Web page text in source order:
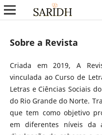
Sobre a Revista
Criada em 2019, A
vinculada ao Curso de
Letras e Ciências Sociais
do Rio Grande do Norte.
que tem como objetivo
em diferentes níveis da